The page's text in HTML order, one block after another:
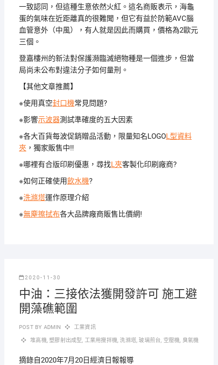
一致認同，但這種生意依然火紅。這名商販表示，海龜
蛋的氣味在近距離真的很難聞，但它有益於防範AVC腦
血管意外（中風），有人就是因此而購買，價格為2歐元
三個。
登嘉樓州的新法對保護瀕臨滅絕物種是一個進步，但當
局尚未公布對違法分子如何量刑。
【其他文章推薦】
※使用真空封口機常見問題?
※影響示波器測試準確度的五大因素
※各大百貨每波促銷贈品活動，限量知名LOGOL型資料
夾，獨家販售中!!
※哪裡有合版印刷優惠，尋找L夾客製化印刷廠商?
※如何正確使用飲水機?
※洗滌塔運作原理介紹
※無塵擦拭布各大品牌廠商販售比價網!
2020-11-30
中油：三接依法獲開發許可 施工避
開藻礁範圍
POST BY ADMIN 工業資訊
堆高機,塑膠射出成型, 工業用攪拌機,洗滌塔,玻璃煎台, 空壓機, 臭氧機
摘錄自2020年7月20日經濟日報報導